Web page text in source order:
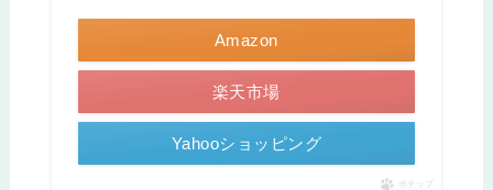
Amazon
楽天市場
Yahooショッピング
ポチップ